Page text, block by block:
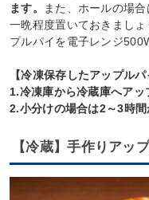
ます。
また、ホールの場
一晩程度置いておきまし
プルパイを電子レンジ
【冷凍保存したアップルパ
1.冷凍庫から冷蔵庫へアッ
2.小分けの場合は2～3時
【冷蔵】手作りアッ